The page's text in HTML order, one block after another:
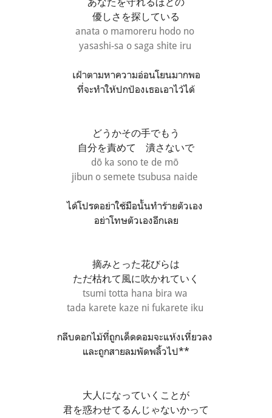
優しさを探している
anata o mamoreru hodo no
yasashi-sa o saga shite iru
เฝ้าตามหาความอ่อนโยนมากพอ
ที่จะทำให้ปกป้องเธอเอาไว้ได้
どうかその手でもう
自分を責めて 潰さないで
dō ka sono te de mō
jibun o semete tsubusa naide
ได้โปรดอย่าใช้มือนั้นทำร้ายตัวเอง
อย่าโทษตัวเองอีกเลย
摘みとった花びらは
ただ枯れて風に吹かれていく
tsumi totta hana bira wa
tada karete kaze ni fukarete iku
กลีบดอกไม้ที่ถูกเด็ดดอมจะแห้งเหี่ยวลง
และถูกสายลมพัดพลิ้วไป**
大人になっていくことが
君を惑わせてるんじゃないかって